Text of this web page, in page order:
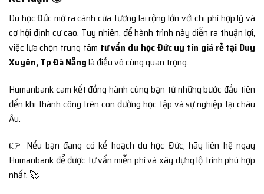
Du học Đức mở ra cánh cửa tương lai rộng lớn với chi phí hợp lý và
cơ hội định cư cao. Tuy nhiên, để hành trình này diễn ra thuận lợi,
việc lựa chọn trung tâm tư vấn du học Đức uy tín giá rẻ tại Duy
Xuyên, Tp Đà Nẵnglà điều vô cùng quan trọng.
Humanbank cam kết đồng hành cùng bạn từ những bước đầu tiên
đến khi thành công trên con đường học tập và sự nghiệp tại châu
Âu.
👉 Nếu bạn đang có kế hoạch du học Đức, hãy liên hệ ngay
Humanbank để được tư vấn miễn phí và xây dựng lộ trình phù hợp
nhất. 🚀